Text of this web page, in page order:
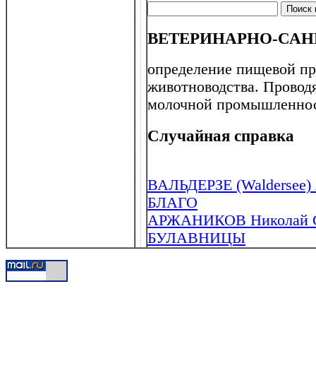
ВЕТЕРИНАРНО-
определение пищевой
животноводства.
молочной
Случайная справка
ВАЛЬДЕРЗЕ (Waldersee)
БЛАГО
АРЖАНИКОВ Николай
БУЛАВНИЦЫ